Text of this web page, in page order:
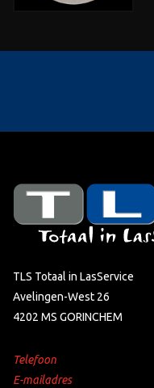
TLS Totaal in LasService
Avelingen-West 26
4202 MS GORINCHEM
Telefoon
E-mailadres